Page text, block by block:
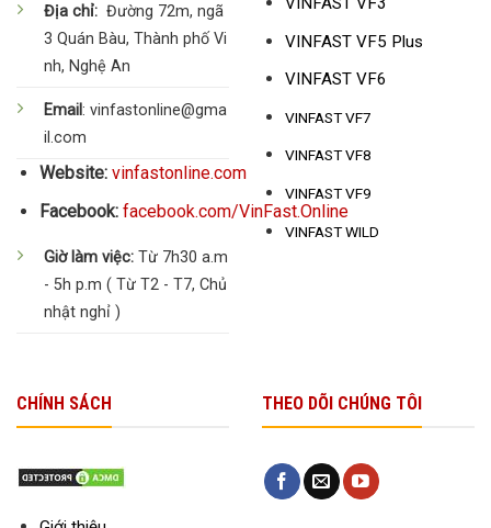
Địa chỉ: Đường 72m, ngã
3 Quán Bàu, Thành phố Vi
nh, Nghệ An
Email: vinfastonline@gma
il.com
Website: vinfastonline.com
Facebook: facebook.com/VinFast.Online
Giờ làm việc: Từ 7h30 a.m
- 5h p.m ( Từ T2 - T7, Chủ
nhật nghỉ )
VINFAST VF5 Plus
VINFAST VF6
VINFAST VF7
VINFAST VF8
VINFAST VF9
VINFAST WILD
CHÍNH SÁCH THEO DÕI CHÚNG TÔI